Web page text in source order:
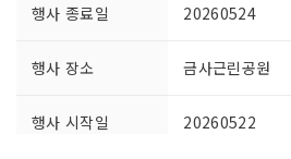
행사 종료일 20260524
행사 장소 금사근린공원
행사 시작일 20260522